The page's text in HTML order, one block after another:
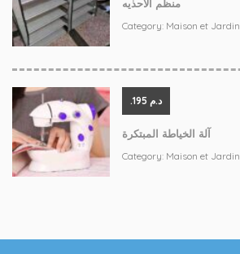
منظم الاحذيه
Category: Maison et Jardin
.د.م 195
آلة الخياطة المبتكرة
Category: Maison et Jardin